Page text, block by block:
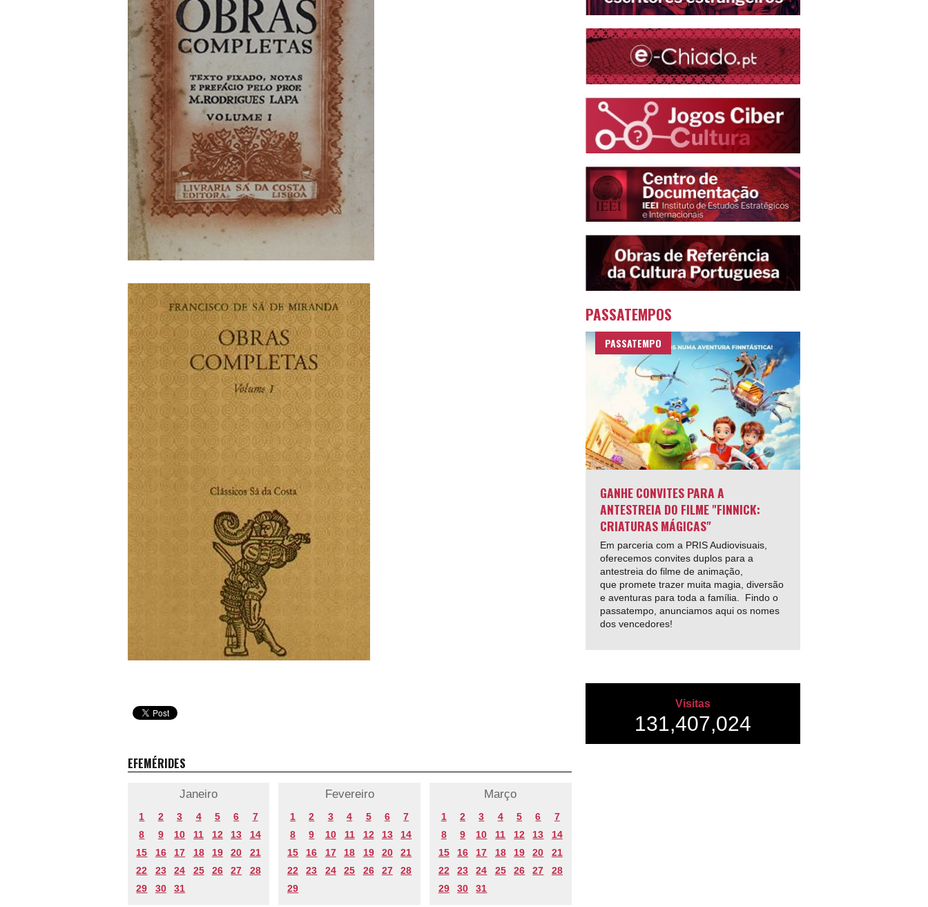
EFEMÉRIDES
Janeiro
1 2 3 4 5 6
7
8
9 10 11 12 13
14
15
16 17 18 19 20
21
22
23 24 25 26 27
28
29
30 31
Fevereiro
1 2 3 4 5 6
7
8
9 10 11 12 13
14
15
16 17 18 19 20
21
22
23 24 25 26 27
28
29
Março
1 2 3 4 5 6
7
8
9 10 11 12 13
14
15
16 17 18 19 20
21
22
23 24 25 26 27
28
29
30 31
PASSATEMPOS
PASSATEMPO
GANHE CONVITES PARA A
ANTESTREIA DO FILME "FINNICK:
CRIATURAS MÁGICAS"
Em parceria com a PRIS Audiovisuais,
oferecemos convites duplos para a
antestreia do filme de animação,
que promete trazer muita magia, diversão
e aventuras para toda a família. Findo o
passatempo, anunciamos aqui os nomes
dos vencedores!
Visitas
131,407,024